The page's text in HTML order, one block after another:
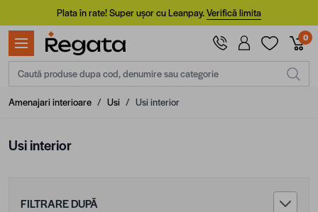
Mergi la ConținutPlata în rate! Super ușor cu Leanpay.Verifică limita
0
Caută produse dupa cod, denumire sau categorie
Amenajari interioare / Usi / Usi interior
Usi interior
FILTRARE DUPĂ